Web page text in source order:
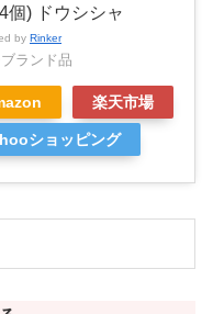
個) ドウシシャ
by Rinker
ブランド品
楽天市場
ショッピング